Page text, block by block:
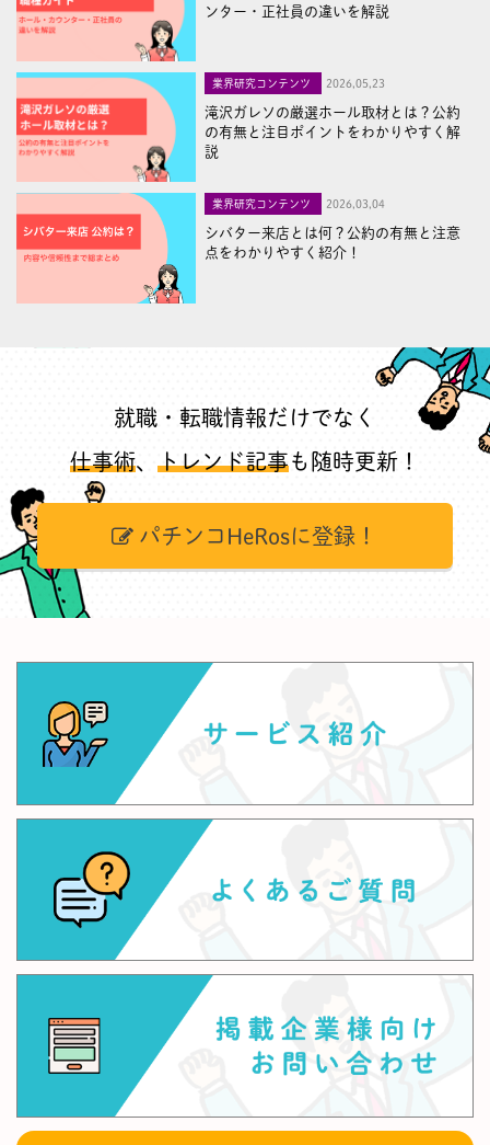
ンター・正社員の違いを解説
業界研究コンテンツ 2026,05,23
滝沢ガレソの厳選ホール取材とは？公約
の有無と注目ポイントをわかりやすく解
説
業界研究コンテンツ 2026,03,04
シバター来店とは何？公約の有無と注意
点をわかりやすく紹介！
就職・転職情報だけでなく
仕事術、 トレンド記事も随時更新！
パチンコHeRosに登録！